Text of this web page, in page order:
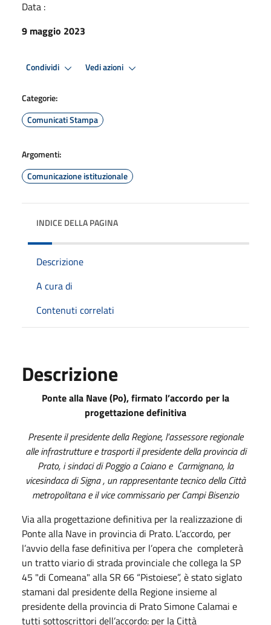
Data :
9 maggio 2023
Condividi Vedi azioni
Categorie:
Comunicati Stampa
Argomenti:
Comunicazione istituzionale
INDICE DELLA PAGINA
Descrizione
A cura di
Contenuti correlati
Descrizione
Ponte alla Nave (Po), firmato l’accordo per la
progettazione definitiva
Presente il presidente della Regione, l’assessore regionale
alle infrastrutture e trasporti il presidente della provincia di
Prato, i sindaci di Poggio a Caiano e Carmignano, la
vicesindaca di Signa , un rappresentante tecnico della Città
metropolitana e il vice commissario per Campi Bisenzio
Via alla progettazione definitiva per la realizzazione di
Ponte alla Nave in provincia di Prato. L’accordo, per
l’avvio della fase definitiva per l’opera che completerà
un tratto viario di strada provinciale che collega la SP
45 "di Comeana" alla SR 66 “Pistoiese”, è stato siglato
stamani dal presidente della Regione insieme al
presidente della provincia di Prato Simone Calamai e
tutti sottoscrittori dell’accordo: per la Città